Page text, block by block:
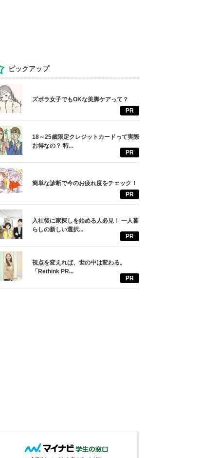
ピックアップ
ズボラ女子でもOKな美脚ケアって？
PR
18～25歳限定クレジットカードって実際
お得なの？ 特...
PR
簡単な診断で今のお疲れ度をチェック！
PR
入社後に家探しを始める人必見！ 一人暮
らしの新しい選択...
PR
視点を変えれば、世の中は変わる。
「Rethink PR...
PR